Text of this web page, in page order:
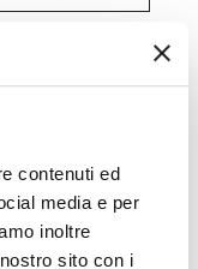
contenuti ed
media e per
inoltre
sito con i